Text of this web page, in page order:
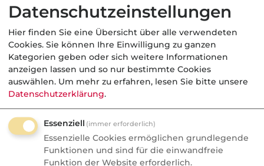
Michael Krebbers, Vorstand Stuttgarter
Versicherungsgruppe
Ausblick auf den Hub in 2027 - es
kommen neue Normen
Auf Nachfrage aus dem Publikum gab es
einen Ausblick auf die Roadmap. Diskutiert
werden derzeit die Normen 490, 501 und 502.
Datenschutzeinstellungen
Hier finden Sie eine Übersicht über alle verwendeten
Cookies. Sie können Ihre Einwilligung zu ganzen
Kategorien geben oder sich weitere Informationen
anzeigen lassen und so nur bestimmte Cookies
auswählen. Um mehr zu erfahren, lesen Sie bitte unsere
Datenschutzerklärung.
Essenziell (immer erforderlich)
Essenzielle Cookies ermöglichen grundlegende
Funktionen und sind für die einwandfreie
Funktion der Website erforderlich.